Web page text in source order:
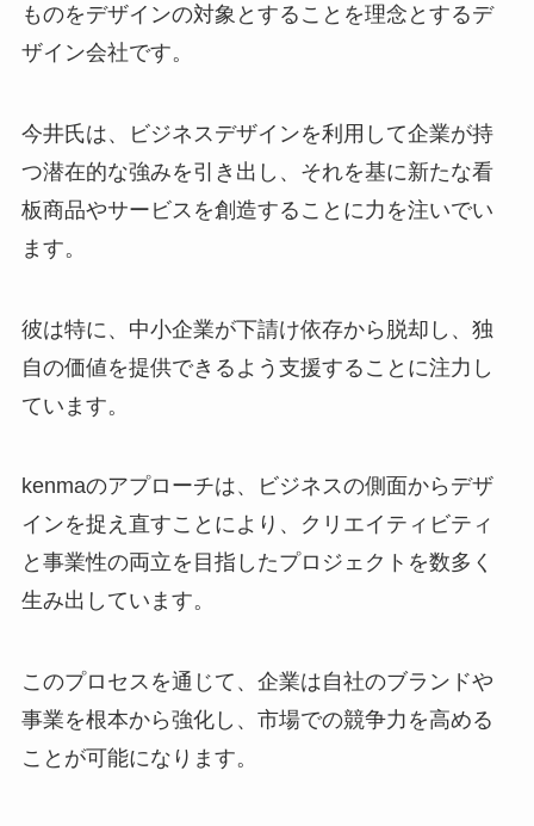
ものをデザインの対象とすることを理念とするデ
ザイン会社です。
今井氏は、ビジネスデザインを利用して企業が持
つ潜在的な強みを引き出し、それを基に新たな看
板商品やサービスを創造することに力を注いでい
ます。
彼は特に、中小企業が下請け依存から脱却し、独
自の価値を提供できるよう支援することに注力し
ています。
kenmaのアプローチは、ビジネスの側面からデザ
インを捉え直すことにより、クリエイティビティ
と事業性の両立を目指したプロジェクトを数多く
生み出しています。
このプロセスを通じて、企業は自社のブランドや
事業を根本から強化し、市場での競争力を高める
ことが可能になります。